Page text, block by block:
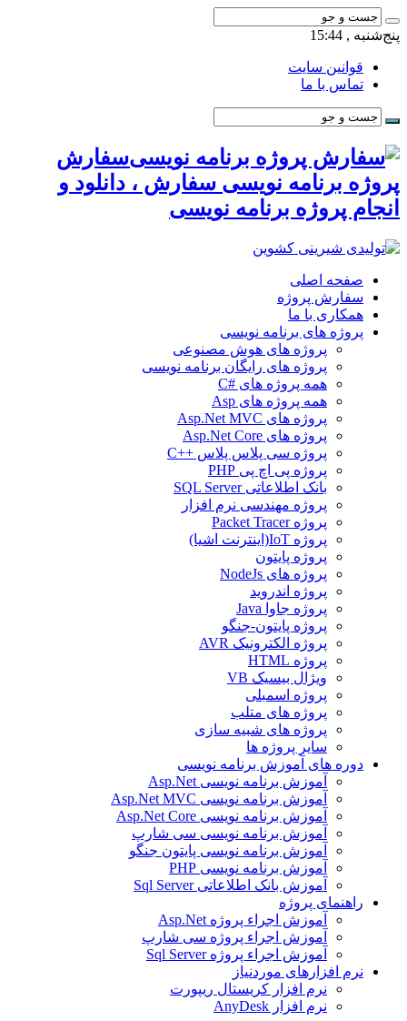
پنج‌شنبه , 15:44
قوانین سایت
تماس با ما
سفارش
پروژه برنامه نویسی سفارش ، دانلود و
انجام پروژه برنامه نویسی
صفحه اصلی
سفارش پروژه
همکاری با ما
پروژه های برنامه نویسی
پروژه های هوش مصنوعی
پروژه های رایگان برنامه نویسی
همه پروژه های #C
همه پروژه های Asp
پروژه های Asp.Net MVC
پروژه های Asp.Net Core
پروژه سی پلاس پلاس ++C
پروژه پی اچ پی PHP
بانک اطلاعاتی SQL Server
پروژه مهندسی نرم افزار
پروژه Packet Tracer
پروژه IoT(اینترنت اشیا)
پروژه پایتون
پروژه های NodeJs
پروژه اندروید
پروژه جاوا Java
پروژه پایتون-جنگو
پروژه الکترونیک AVR
پروژه HTML
ویژال بیسیک VB
پروژه اسمبلی
پروژه های متلب
پروژه های شبیه سازی
سایر پروژه ها
دوره های آموزش برنامه نویسی
آموزش برنامه نویسی Asp.Net
آموزش برنامه نویسی Asp.Net MVC
آموزش برنامه نویسی Asp.Net Core
آموزش برنامه نویسی سی شارپ
آموزش برنامه نویسی پایتون جنگو
آموزش برنامه نویسی PHP
آموزش بانک اطلاعاتی Sql Server
راهنمای پروژه
آموزش اجراء پروژه Asp.Net
آموزش اجراء پروژه سی شارپ
آموزش اجراء پروژه Sql Server
نرم افزارهای موردنیاز
نرم افزار کریستال ریپورت
نرم افزار AnyDesk